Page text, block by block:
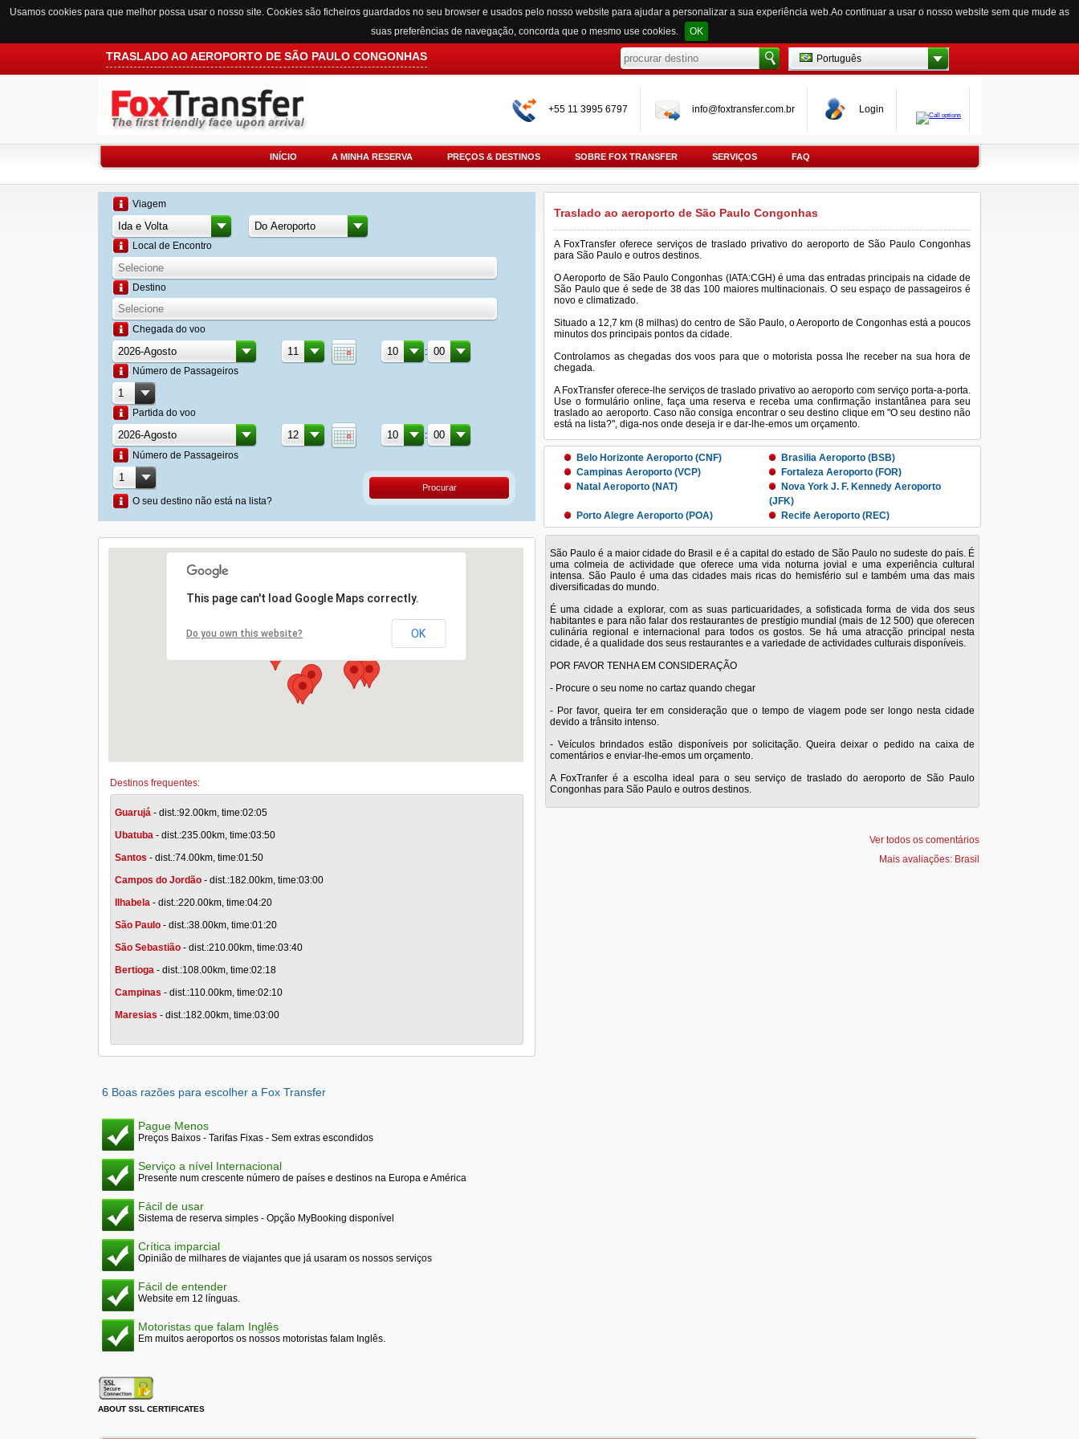
Usamos cookies para que melhor possa usar o nosso site. Cookies são ficheiros guardados no seu browser e usados pelo nosso website para ajudar a personalizar a sua experiência web.Ao continuar a usar o nosso website sem que mude as
suas preferências de navegação, concorda que o mesmo use cookies.
OK
TRASLADO AO AEROPORTO DE SÃO PAULO CONGONHAS Português
+55 11 3995 6797 info@foxtransfer.com.br Login
INÍCIO A MINHA RESERVA PREÇOS & DESTINOS SOBRE FOX TRANSFER SERVIÇOS FAQ
Viagem
Local de Encontro
Destino
Chegada do voo
:
Número de Passageiros
Partida do voo
:
Número de Passageiros
O seu destino não está na lista?
Procurar
This page can't load Google Maps correctly.
Do you own this website? OK
Destinos frequentes:
Guarujá - dist.:92.00km, time:02:05
Ubatuba - dist.:235.00km, time:03:50
Santos - dist.:74.00km, time:01:50
Campos do Jordão - dist.:182.00km, time:03:00
Ilhabela - dist.:220.00km, time:04:20
São Paulo - dist.:38.00km, time:01:20
São Sebastião - dist.:210.00km, time:03:40
Bertioga - dist.:108.00km, time:02:18
Campinas - dist.:110.00km, time:02:10
Maresias - dist.:182.00km, time:03:00
6 Boas razões para escolher a Fox Transfer
Pague Menos
Preços Baixos - Tarifas Fixas - Sem extras escondidos
Serviço a nível Internacional
Presente num crescente número de países e destinos na Europa e América
Fácil de usar
Sistema de reserva simples - Opção MyBooking disponível
Crítica imparcial
Opinião de milhares de viajantes que já usaram os nossos serviços
Fácil de entender
Website em 12 línguas.
Motoristas que falam Inglês
Em muitos aeroportos os nossos motoristas falam Inglês.
ABOUT SSL CERTIFICATES
Traslado ao aeroporto de São Paulo Congonhas
A FoxTransfer oferece serviços de traslado privativo do aeroporto de São Paulo Congonhas
para São Paulo e outros destinos.
O Aeroporto de São Paulo Congonhas (IATA:CGH) é uma das entradas principais na cidade de
São Paulo que é sede de 38 das 100 maiores multinacionais. O seu espaço de passageiros é
novo e climatizado.
Situado a 12,7 km (8 milhas) do centro de São Paulo, o Aeroporto de Congonhas está a poucos
minutos dos principais pontos da cidade.
Controlamos as chegadas dos voos para que o motorista possa lhe receber na sua hora de
chegada.
A FoxTransfer oferece-lhe serviços de traslado privativo ao aeroporto com serviço porta-a-porta.
Use o formulário online, faça uma reserva e receba uma confirmação instantânea para seu
traslado ao aeroporto. Caso não consiga encontrar o seu destino clique em "O seu destino não
está na lista?", diga-nos onde deseja ir e dar-lhe-emos um orçamento.
Belo Horizonte Aeroporto (CNF)
Brasilia Aeroporto (BSB)
Campinas Aeroporto (VCP)
Fortaleza Aeroporto (FOR)
Natal Aeroporto (NAT)
Nova York J. F. Kennedy Aeroporto
(JFK)
Porto Alegre Aeroporto (POA)
Recife Aeroporto (REC)
Rio de Janeiro Galeão Aeroporto (GIG)
Rio de Janeiro Santos Dumont
Salvador Aeroporto (SSA)
Sao Paulo Congonhas Aeroporto
(CGH)
São Paulo Guarulhos Aeroporto (GRU)
São Paulo é a maior cidade do Brasil e é a capital do estado de São Paulo no sudeste do país. É
uma colmeia de actividade que oferece uma vida noturna jovial e uma experiência cultural
intensa. São Paulo é uma das cidades mais ricas do hemisfério sul e também uma das mais
diversificadas do mundo.
É uma cidade a explorar, com as suas particuaridades, a sofisticada forma de vida dos seus
habitantes e para não falar dos restaurantes de prestígio mundial (mais de 12 500) que oferecen
culinária regional e internacional para todos os gostos. Se há uma atracção principal nesta
cidade, é a qualidade dos seus restaurantes e a variedade de actividades culturais disponíveis.
POR FAVOR TENHA EM CONSIDERAÇÃO
- Procure o seu nome no cartaz quando chegar
- Por favor, queira ter em consideração que o tempo de viagem pode ser longo nesta cidade
devido a trânsito intenso.
- Veículos brindados estão disponíveis por solicitação. Queira deixar o pedido na caixa de
comentários e enviar-lhe-emos um orçamento.
A FoxTranfer é a escolha ideal para o seu serviço de traslado do aeroporto de São Paulo
Congonhas para São Paulo e outros destinos.
Ver todos os comentários
Mais avaliações: Brasil